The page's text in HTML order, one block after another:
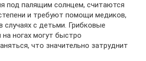
под палящим солнцем, считаются
и требуют помощи медиков,
случаях с детьми. Грибковые
на ногах могут быстро
что значительно затруднит